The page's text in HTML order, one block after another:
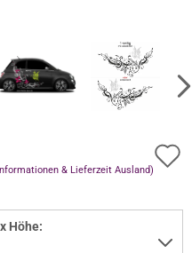
& Lieferzeit Ausland)
Höhe: